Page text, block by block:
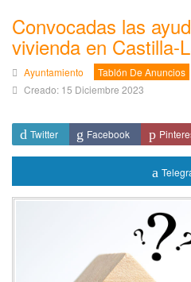
Convocadas las
vivienda en Castilla-
Ayuntamiento
Tablón De Anuncios
Creado: 15 Diciembre 2023
Twitter Facebook